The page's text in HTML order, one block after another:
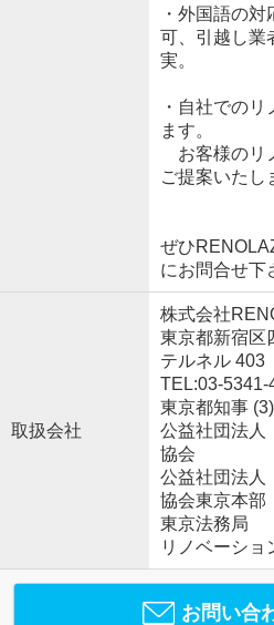
・外国語の
可、引越し業
実。
・自社での
ます。
お客様のリ
ご提案いたし
ぜひ
にお問合せ下
取扱会社
株式会社
東京都新宿区
テルネル 403
TEL:03-5341-
東京都知事
公益社団法
協会
公益社団法
協会東京本部
東京法務局
リノベーショ
お問い合